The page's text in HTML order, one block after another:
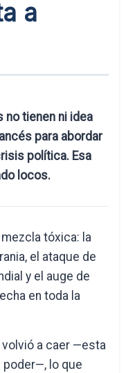
a
no tienen ni idea
para abordar
política. Esa
locos.
tóxica: la
el ataque de
y el auge de
en toda la
volvió a caer —esta
poder—, lo que